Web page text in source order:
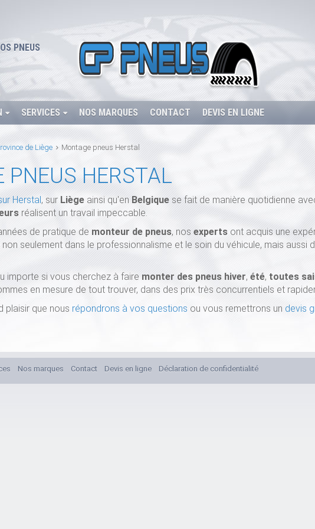
PNEUS
SERVICES NOS MARQUES CONTACT DEVIS EN LIGNE
de Liège Montage pneus Herstal
PNEUS HERSTAL
Herstal, sur Liège ainsi qu'en Belgique se fait de manière quotidienne
réalisent un travail impeccable.
de pratique de monteur de pneus, nos experts ont acquis une
seulement dans le professionnalisme et le soin du véhicule, mais aussi
importe si vous cherchez à faire monter des pneus hiver, été, toutes
en mesure de tout trouver, dans des prix très concurrentiels et
plaisir que nous répondrons à vos questions ou vous remettrons un devis
Nos marques Contact Devis en ligne Déclaration de confidentialité